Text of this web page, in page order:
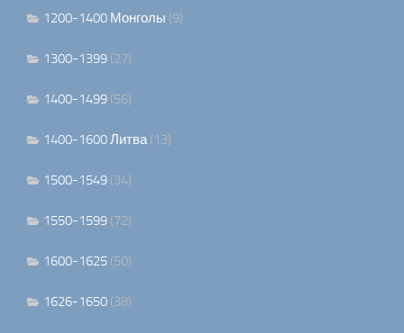
1200-1400 Монголы (9)
1300-1399 (27)
1400-1499 (56)
1400-1600 Литва(13)
1500-1549 (34)
1550-1599 (72)
1600-1625 (50)
1626-1650 (38)